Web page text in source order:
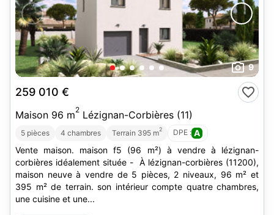
9
259 010 €
Maison 96 m2 Lézignan-Corbières (11)
5 pièces 4 chambres Terrain 395 m2 DPE : A
Vente maison. maison f5 (96 m²) à vendre à lézignan-
corbières idéalement située - À lézignan-corbières (11200),
maison neuve à vendre de 5 pièces, 2 niveaux, 96 m² et
395 m² de terrain. son intérieur compte quatre chambres,
une cuisine et une...